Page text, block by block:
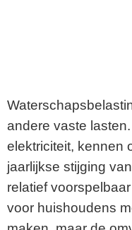
andere vaste
elektriciteit, kennen
jaarlijkse stijging
relatief
voor huishoudens